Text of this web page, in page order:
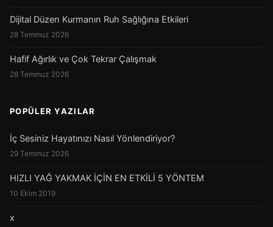
Dijital Düzen Kurmanın Ruh Sağlığına Etkileri
28 Temmuz 2026
Hafif Ağırlık ve Çok Tekrar Çalışmak
28 Temmuz 2026
POPÜLER YAZILAR
İç Sesiniz Hayatınızı Nasıl Yönlendiriyor?
29 Temmuz 2026
HIZLI YAĞ YAKMAK İÇİN EN ETKİLİ 5 YÖNTEM
10 Ekim 2019
x